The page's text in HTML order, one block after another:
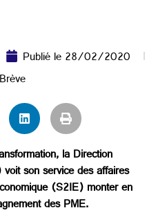
Publié le28/02/2020
Brève
la Direction
son service des affaires
(S2IE) monter en
des PME.